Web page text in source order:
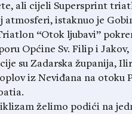
ali cijeli Supersprint
istaknuo je
“Otok ljubavi”
Općine Sv. Filip i
su Zadarska županija,
iz Neviđana na otoku
želimo podići na